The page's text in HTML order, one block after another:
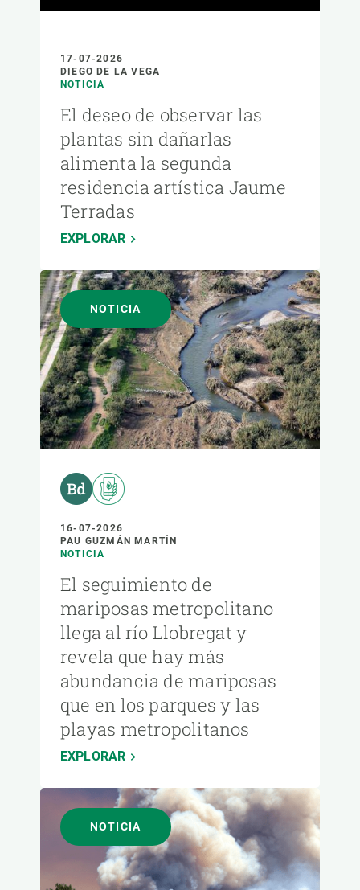
17-07-2026
DIEGO DE LA VEGA
NOTICIA
El deseo de observar las
plantas sin dañarlas
alimenta la segunda
residencia artística Jaume
Terradas
EXPLORAR
NOTICIA
16-07-2026
PAU GUZMÁN MARTÍN
NOTICIA
El seguimiento de
mariposas metropolitano
llega al río Llobregat y
revela que hay más
abundancia de mariposas
que en los parques y las
playas metropolitanos
EXPLORAR
NOTICIA